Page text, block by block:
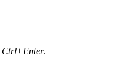
Ctrl+Enter.